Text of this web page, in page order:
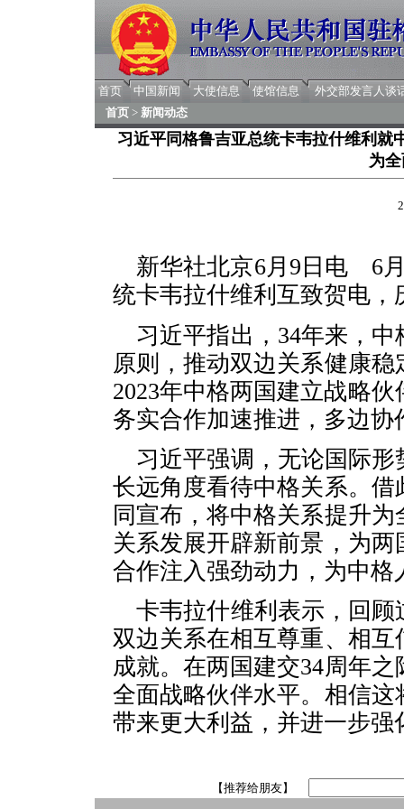
首页 中国新闻 大使信息 使馆信息
外交部发言人谈
首页 > 新闻动态
习近平同格鲁吉亚总统卡韦拉什维利就
为
新华社北京6月9日电 6
统卡韦拉什维利互致贺电，
习近平指出，34年来，
原则，推动双边关系健康
2023年中格两国建立战略
务实合作加速推进，多边协
习近平强调，无论国际
长远角度看待中格关系。
同宣布，将中格关系提升
关系发展开辟新前景，为
合作注入强劲动力，为中格
卡韦拉什维利表示，回
双边关系在相互尊重、相
成就。在两国建交34周年
全面战略伙伴水平。相信
带来更大利益，并进一步
【推荐给朋友】